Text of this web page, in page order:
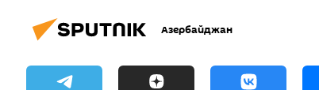
Азербайджан